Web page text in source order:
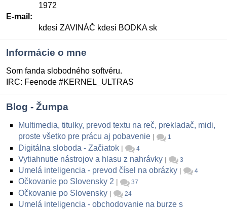
1972
E-mail:
kdesi ZAVINÁČ kdesi BODKA sk
Informácie o mne
Som fanda slobodného softvéru.
IRC: Feenode #KERNEL_ULTRAS
Blog - Žumpa
Multimedia, titulky, prevod textu na reč, prekladač, midi,
proste všetko pre prácu aj pobavenie | 1
Digitálna sloboda - Začiatok | 4
Vytiahnutie nástrojov a hlasu z nahrávky | 3
Umelá inteligencia - prevod čísel na obrázky | 4
Očkovanie po Slovensky 2 | 37
Očkovanie po Slovensky | 24
Umelá inteligencia - obchodovanie na burze s